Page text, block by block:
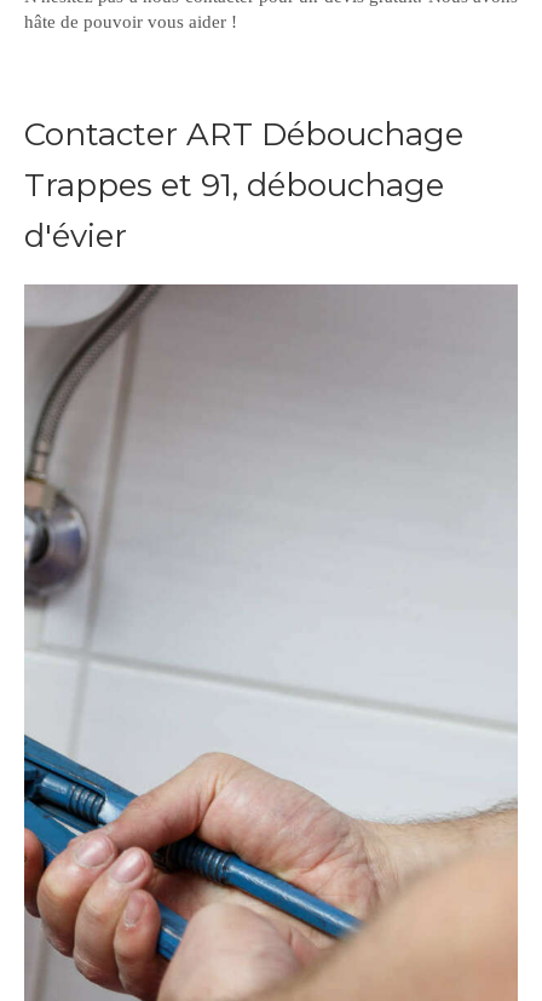
hâte de pouvoir vous aider !
Contacter ART Débouchage
Trappes et 91, débouchage
d'évier